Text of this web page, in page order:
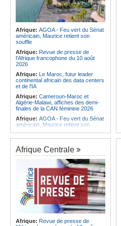
Afrique: AGOA - Feu vert du Sénat
américain, Maurice retient son
souffle
Afrique: Revue de presse de
l'Afrique francophone du 10 août
2026
Afrique: Le Maroc, futur leader
continental africain des data centers
et de l'IA
Afrique: Cameroun-Maroc et
Algérie-Malawi, affiches des demi-
finales de la CAN féminine 2026
Afrique: AGOA - Feu vert du Sénat
américain, Maurice retient son
Afrique:Un ex-otage allemand
kidnappé au Niger récupéré par les
autorités algériennes
Eveline Pereira, première
buteuse de l'histoire du Cap-Vert à la
CAN
Afrique:
Bamako - Alger - Câbles et
cartes se reconnectent dans un ciel
bien dégagé
Afrique:
Économie du bien-être - Le
continent soigne sa croissance
Afrique: CAN féminine 2026 - Le
Afrique Centrale
Afrique: Revue de presse de